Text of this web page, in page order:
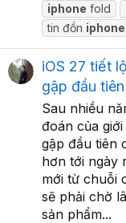
iphone fold
tin đồn iphone
iOS 27 tiết
gập đầu
Sau nhiều
đoán của
gập đầu tiên
hơn tới ngày
mới từ chuỗi
sẽ phải chờ
sản phẩm...